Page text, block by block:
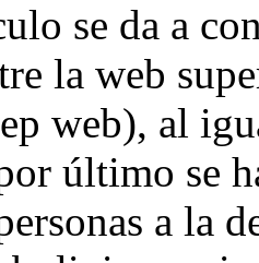
se da a
la web
web), al
último se
a la